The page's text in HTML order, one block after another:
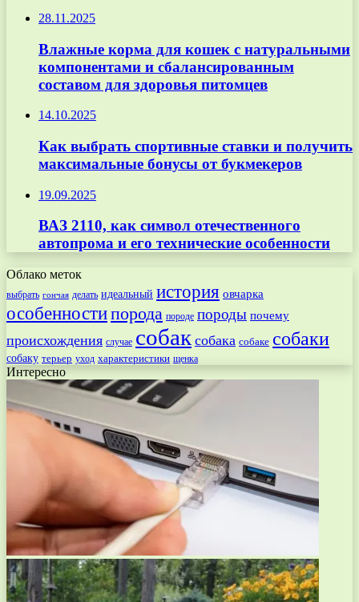
28.11.2025
Влажные корма для кошек с натуральными
компонентами и сбалансированным
составом для здоровья питомцев
14.10.2025
Как выбрать спортивные ставки и получить
максимальные бонусы от букмекеров
19.09.2025
ВАЗ 2110, как символ отечественного
автопрома и его технические особенности
Облако меток
выбрать гончая делать идеальный история овчарка
особенностипорода породе породы почему
происхождения случае собак собака собаке собаки
собаку терьер уход характеристики щенка
Интересно